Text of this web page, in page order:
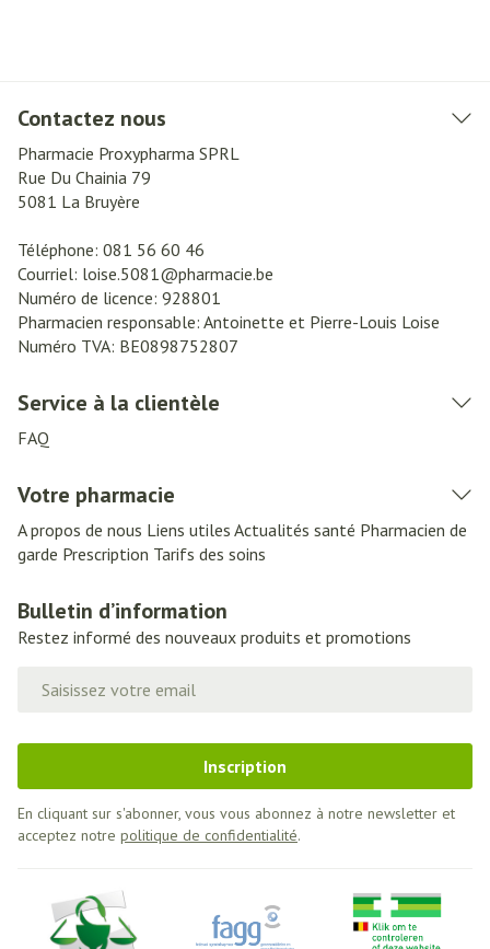
Contactez nous
Pharmacie Proxypharma SPRL
Rue Du Chainia 79
5081 La Bruyère
Téléphone: 081 56 60 46
Courriel: loise.5081@pharmacie.be
Numéro de licence: 928801
Pharmacien responsable: Antoinette et Pierre-Louis Loise
Numéro TVA: BE0898752807
Service à la clientèle
FAQ
Votre pharmacie
A propos de nous Liens utiles Actualités santé Pharmacien de
garde Prescription Tarifs des soins
Bulletin d’information
Restez informé des nouveaux produits et promotions
Inscription
En cliquant sur s'abonner, vous vous abonnez à notre newsletter et
acceptez notre politique de confidentialité.